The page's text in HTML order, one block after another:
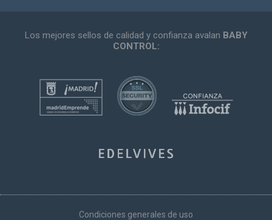
Los mejores sellos de calidad y confianza avalan BABY
CONTROL:
Condiciones generales de uso